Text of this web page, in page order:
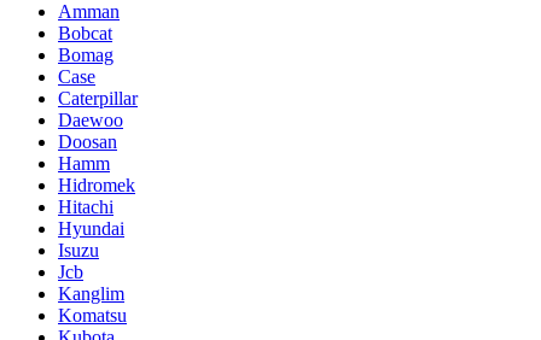
Amman
Bobcat
Bomag
Case
Caterpillar
Daewoo
Doosan
Hamm
Hidromek
Hitachi
Hyundai
Isuzu
Jcb
Kanglim
Komatsu